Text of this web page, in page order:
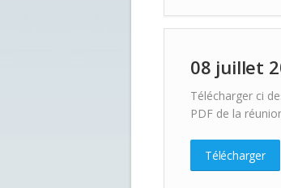
08 juillet
Télécharger ci
PDF de la
Télécharger